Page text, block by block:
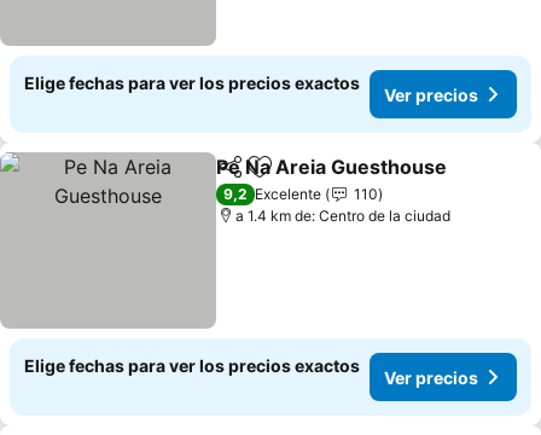
Elige fechas para ver los precios exactos
Ver precios
CompartirAgregar a favoritos
Pe Na Areia Guesthouse
9,2 Excelente
110
a 1.4 km de: Centro de la ciudad
Elige fechas para ver los precios exactos
Ver precios